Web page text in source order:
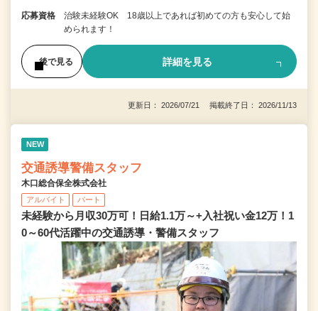
応募資格
治験未経験OK 18歳以上であれば初めての方も安心して始
められます！
後で見る 詳細を見る
更新日： 2026/07/21 掲載終了日： 2026/11/13
NEW
交通誘導警備スタッフ
木口総合保全株式会社
アルバイト パート
未経験から月収30万可！日給1.1万～+入社祝い金12万！1
0～60代活躍中の交通誘導・警備スタッフ